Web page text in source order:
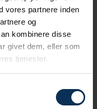
vores partnere inden
og
kombinere disse
givet dem, eller som
tjenester.
Ltd. (ONE)